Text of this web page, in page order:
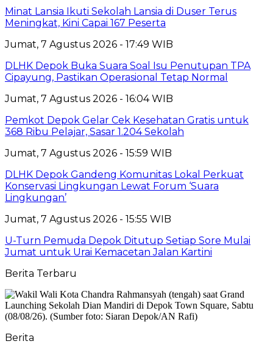
Minat Lansia Ikuti Sekolah Lansia di Duser Terus
Meningkat, Kini Capai 167 Peserta
Jumat, 7 Agustus 2026 - 17:49 WIB
DLHK Depok Buka Suara Soal Isu Penutupan TPA
Cipayung, Pastikan Operasional Tetap Normal
Jumat, 7 Agustus 2026 - 16:04 WIB
Pemkot Depok Gelar Cek Kesehatan Gratis untuk
368 Ribu Pelajar, Sasar 1.204 Sekolah
Jumat, 7 Agustus 2026 - 15:59 WIB
DLHK Depok Gandeng Komunitas Lokal Perkuat
Konservasi Lingkungan Lewat Forum ‘Suara
Lingkungan’
Jumat, 7 Agustus 2026 - 15:55 WIB
U-Turn Pemuda Depok Ditutup Setiap Sore Mulai
Jumat untuk Urai Kemacetan Jalan Kartini
Berita Terbaru
Berita